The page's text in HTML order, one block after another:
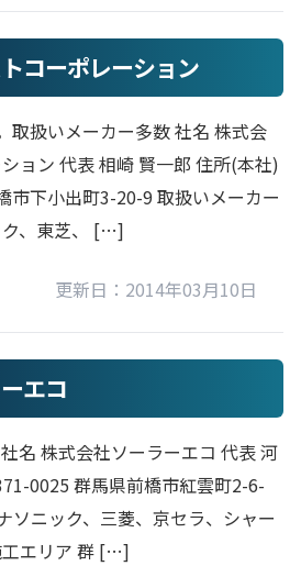
コーポレーション
取扱いメーカー多数 社名 株式会
ョン 代表 相崎 賢一郎 住所(本社)
市下小出町3-20-9 取扱いメーカー
ク、東芝、 […]
更新日：2014年03月10日
エコ
名 株式会社ソーラーエコ 代表 河
0025 群馬県前橋市紅雲町2-6-
ソニック、三菱、京セラ、シャー
工エリア 群 […]